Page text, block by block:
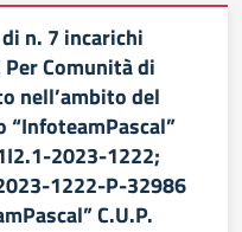
n. 7 incarichi
Comunità di
nell’ambito del
2023-1222;
1222-P-32986
C.U.P.